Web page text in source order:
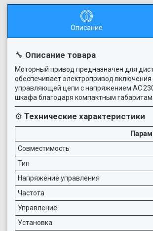
Описание
🔧 Описание товара
Моторный привод предназначен для
обеспечивает электропривод
управляющей цепи с напряжением AC 230
шкафа благодаря компактным габаритам.
⚙️ Технические характеристики
Совместимость
Тип
Напряжение управления
Частота
Управление
Установка